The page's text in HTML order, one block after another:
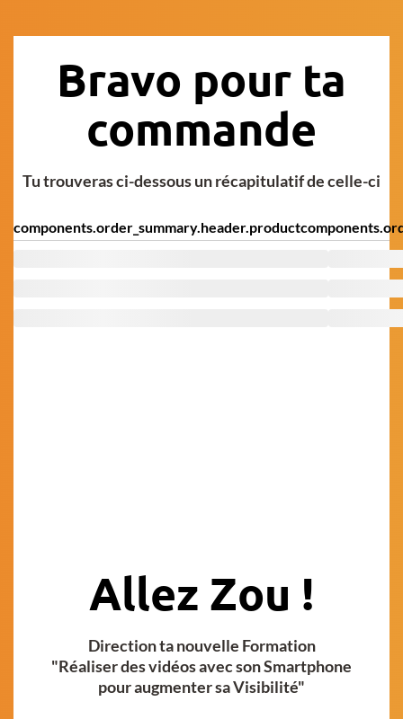
Bravo pour ta
commande
Tu trouveras ci-dessous un récapitulatif de celle-ci
components.order_summary.header.product
Allez Zou !
Direction ta nouvelle Formation
"Réaliser des vidéos avec son Smartphone
pour augmenter sa Visibilité"